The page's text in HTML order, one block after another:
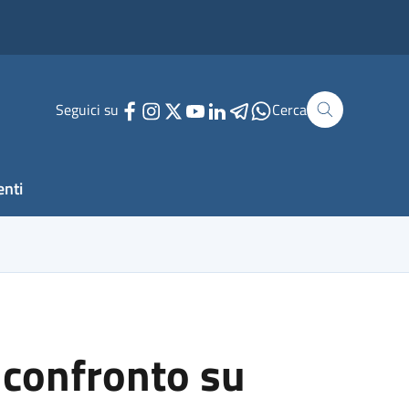
Seguici su Cerca
su